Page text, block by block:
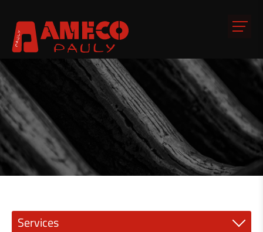
Services